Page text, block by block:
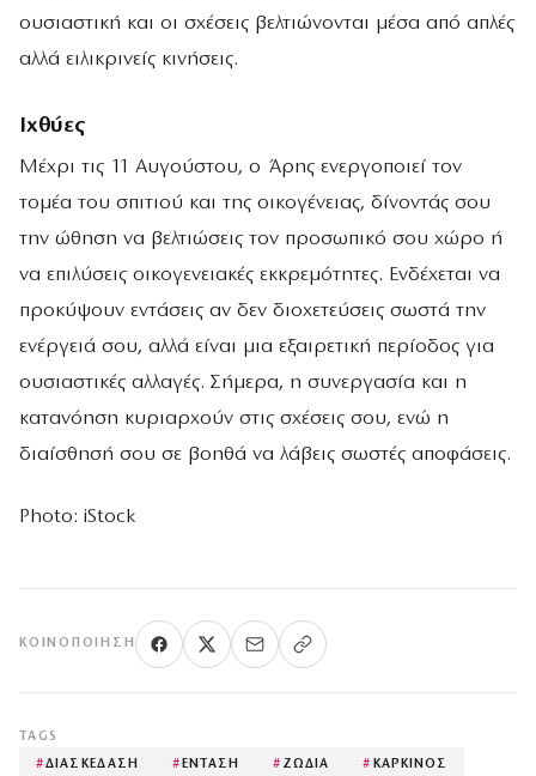
ουσιαστική και οι σχέσεις βελτιώνονται μέσα από απλές
αλλά ειλικρινείς κινήσεις.
Ιχθύες
Μέχρι τις 11 Αυγούστου, ο Άρης ενεργοποιεί τον
τομέα του σπιτιού και της οικογένειας, δίνοντάς σου
την ώθηση να βελτιώσεις τον προσωπικό σου χώρο ή
να επιλύσεις οικογενειακές εκκρεμότητες. Ενδέχεται να
προκύψουν εντάσεις αν δεν διοχετεύσεις σωστά την
ενέργειά σου, αλλά είναι μια εξαιρετική περίοδος για
ουσιαστικές αλλαγές. Σήμερα, η συνεργασία και η
κατανόηση κυριαρχούν στις σχέσεις σου, ενώ η
διαίσθησή σου σε βοηθά να λάβεις σωστές αποφάσεις.
Photo: iStock
ΚΟΙΝΟΠΟΊΗΣΗ
TAGS
#ΔΙΑΣΚΕΔΑΣΗ # ΕΝΤΑΣΗ # ΖΩΔΙΑ # ΚΑΡΚΙΝΟΣ